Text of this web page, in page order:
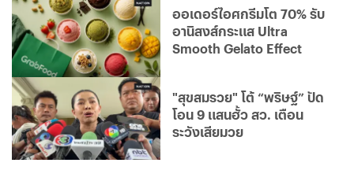
ออเดอร์ไอศกรีมโต 70% รับ
อานิสงส์กระแส Ultra
Smooth Gelato Effect
"สุขสมรวย" โต้ “พริษฐ์” ปัด
โอน 9 แสนฮั้ว สว. เตือน
ระวังเสียมวย